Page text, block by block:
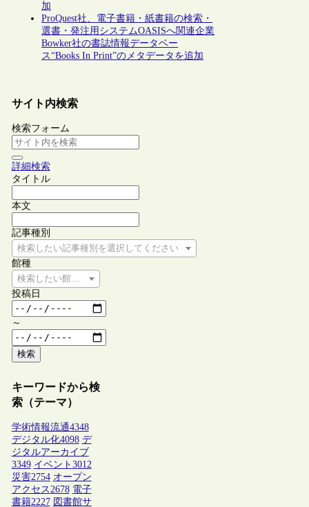
加
ProQuest社、電子書籍・紙書籍の検索・
選書・発注用システムOASISへ関連企業
Bowker社の書誌情報データベー
ス“Books In Print”のメタデータを追加
サイト内検索
検索フォーム
詳細検索
タイトル
本文
記事種別
検索したい記事種別を選択してください
館種
検索したい館種を選択してください
投稿日
～
検索
キーワードから検
索（テーマ）
学術情報流通4348
デジタル化4098 デ
ジタルアーカイブ
3349 イベント 3012
災害2754 オープン
アクセス2678 電子
書籍2227 図書館サ